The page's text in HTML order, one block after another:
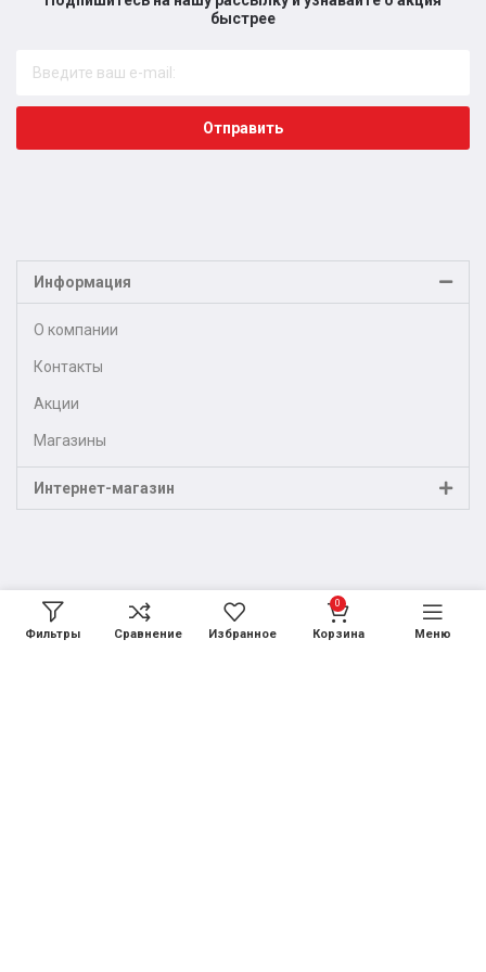
быстрее​
Отправить
Информация
О компании
Контакты
Акции
Магазины
Интернет-магазин
Фильтры Сравнение Избранное
0
Корзина Меню